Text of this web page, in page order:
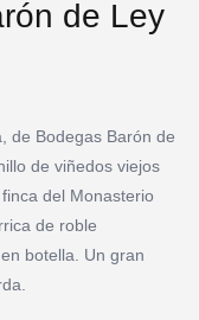
de Ley
de Bodegas Barón de
de viñedos viejos
del Monasterio
de roble
botella. Un gran